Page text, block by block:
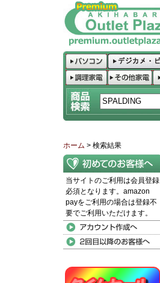
ホーム > 検索結果
当サイトのご利用は会員登録
必須となります。amazon
payをご利用の場合は登録不
要でご利用いただけます。